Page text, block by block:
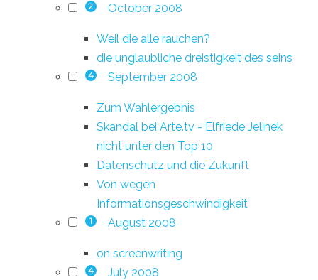
2 October 2008
Weil die alle rauchen?
die unglaubliche dreistigkeit des seins
4 September 2008
Zum Wahlergebnis
Skandal bei Arte.tv - Elfriede Jelinek
nicht unter den Top 10
Datenschutz und die Zukunft
Von wegen
Informationsgeschwindigkeit
1 August 2008
on screenwriting
4 July 2008